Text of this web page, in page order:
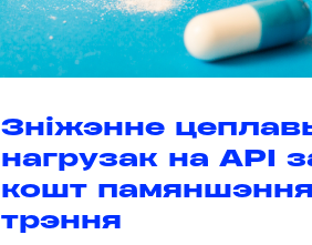
Зніжэнне
нагрузак на API
кошт памяншэння
трэння